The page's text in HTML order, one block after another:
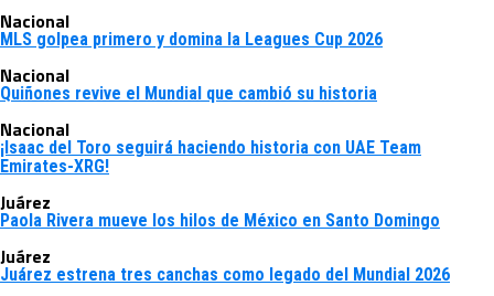
Nacional
MLS golpea primero y domina la Leagues Cup 2026
Nacional
Quiñones revive el Mundial que cambió su historia
Nacional
¡Isaac del Toro seguirá haciendo historia con UAE Team
Emirates-XRG!
Juárez
Paola Rivera mueve los hilos de México en Santo Domingo
Juárez
Juárez estrena tres canchas como legado del Mundial 2026